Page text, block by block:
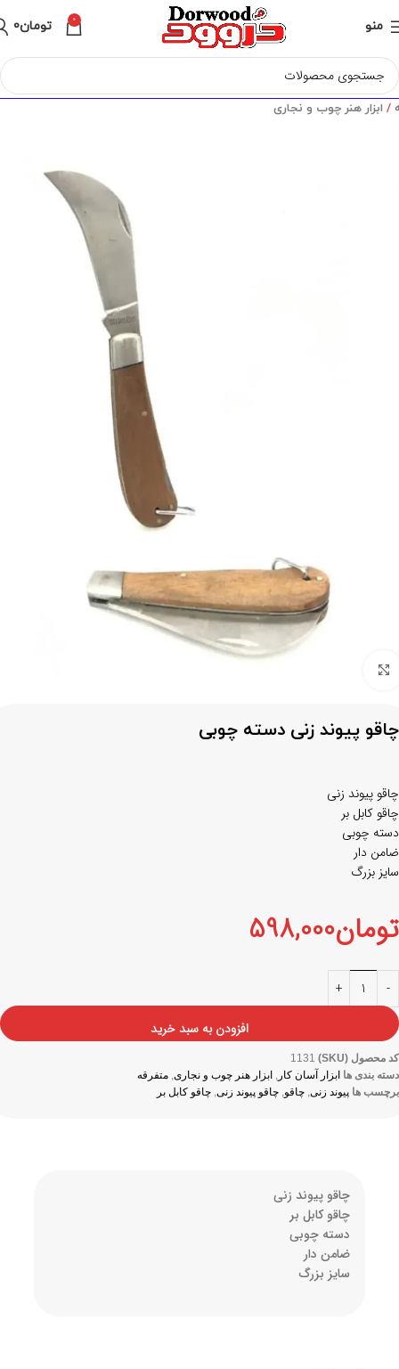
منو 0 تومان0
ابزار هنر چوب و نجاری
چاقو پیوند زنی دسته چوبی
چاقو پیوند زنی
چاقو کابل بر
دسته چوبی
ضامن دار
سایز بزرگ
تومان598,000
افزودن به سبد خرید
کد محصول (SKU)
1131
دسته بندی ها ابزار آسان کار , ابزار هنر چوب و نجاری, متفرقه
برچسب ها پیوند زنی, چاقو, چاقو پیوند زنی, چاقو کابل بر
چاقو پیوند زنی
چاقو کابل بر
دسته چوبی
ضامن دار
سایز بزرگ